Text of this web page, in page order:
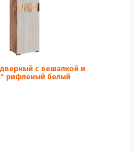
с вешалкой и
рифленый белый